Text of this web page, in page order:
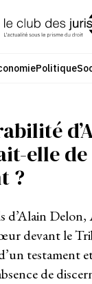
Politique
elle
?
d’Alain Delon,
devant le
testament
de